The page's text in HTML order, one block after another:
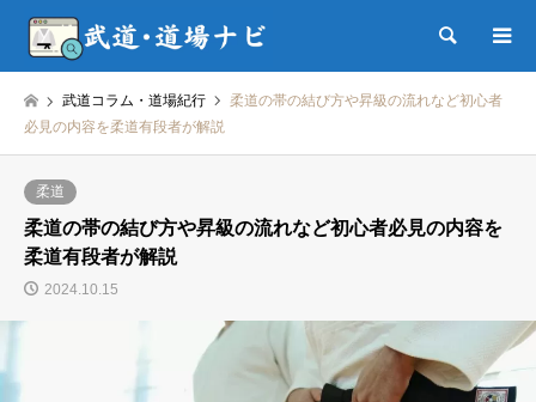
検索
武道コラム・道場紀行
柔道の帯の結び方や昇級の流れなど初心者
必見の内容を柔道有段者が解説
柔道
柔道の帯の結び方や昇級の流れなど初心者必見の内容を
柔道有段者が解説
2024.10.15